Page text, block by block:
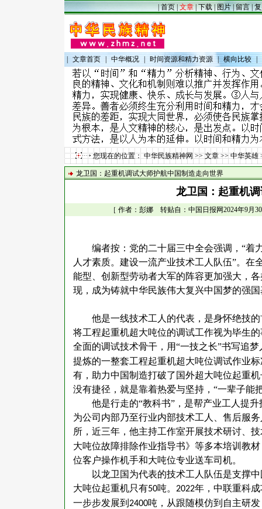
|首页|文章|下载| 图片|留言|
文章首页 中华概况 时间资源和精力资源 | 横向比较
您现在的位置：中华民族精神网>>文章>>中华英雄
龙卫国：起重机调试大师护航中国制造走向世界
龙卫国：起重机
［ 作者：彭娜 转贴自：中国日报网2024年9
编者按：党的二十届三中全会强调， “着
人才素质。建设一流产业技术工人队伍”。
能型、创新型劳动者大军的阵容更加强大，
现，成为铸就中华民族伟大复兴中国梦的强
他是一线技术工人的代表，是身怀绝技
将工程起重机超大吨位的调试工作视为毕生
全面的调试技术骨干，用“一技之长”书写追
提炼的一整套工程起重机超大吨位调试作业
有，助力中国制造打破了国外超大吨位起重
没有捷径，就是靠着热爱与坚持，“一辈子能
他是行走的“教科书”，是帮产业工人提
为公司内部乃至行业内部技术工人、售后服
所，近三年，他主持工作室开展技术研讨、
大吨位故障排除作业指导书》等多本培训教
位客户操作机手和大吨位专业送车司机。
以龙卫国为代表的技术工人队伍是支撑
大吨位起重机只有50吨。 2022年，中联重科
一步步发展到 2400吨，从跟随模仿到自主研